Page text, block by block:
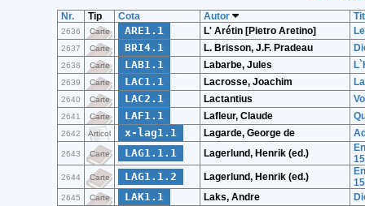
Nr. Tip Cota Autor
2636 Carte ARE1.1 L' Arétin [Pietro Aretino]
2637 Carte BRI4.1 L. Brisson, J.F. Pradeau
2638 Carte LAB1.1 Labarbe, Jules
2639 Carte LAC1.1 Lacrosse, Joachim
2640 Carte LAC2.1 Lactantius
2641 Carte LAF1.1 Lafleur, Claude
2642 Articol x-lag1.1 Lagarde, George de
2643 Carte LAG1.1.1 Lagerlund, Henrik (ed.)
2644 Carte LAG1.1.2 Lagerlund, Henrik (ed.)
2645 Carte LAK1.1 Laks, Andre